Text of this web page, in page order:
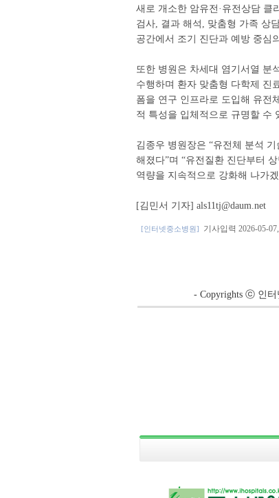
새로 개소한 암유전·유전상담 클
검사, 결과 해석, 맞춤형 가족 상
공간에서 조기 진단과 예방 중심
또한 병원은 차세대 염기서열 분
수행하며 환자 맞춤형 다학제 진
폼을 연구 인프라로 도입해 유전
적 특성을 입체적으로 규명할 수
김종우 병원장은 “유전체 분석
해졌다”며 “유전질환 진단부터
역량을 지속적으로 강화해 나가
[김민서 기자] als11tj@daum.net
[인터넷중소병원] 기사입력 2026-05-
- Copyrights ⓒ 인터